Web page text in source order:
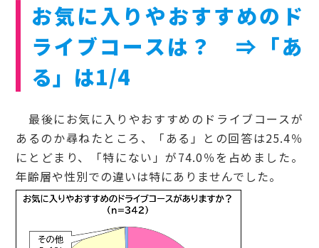
お気に入りやおすすめのド
ライブコースは？ ⇒「あ
る」は1/4
最後にお気に入りやおすすめのドライブコースが
あるのか尋ねたところ、「ある」との回答は25.4％
にとどまり、「特にない」が74.0％を占めました。
年齢層や性別での違いは特にありませんでした。